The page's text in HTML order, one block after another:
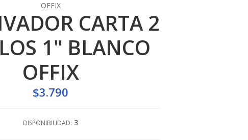
OFFIX
CARTA 2
1" BLANCO
OFFIX
$3.790
DISPONIBILIDAD: 3